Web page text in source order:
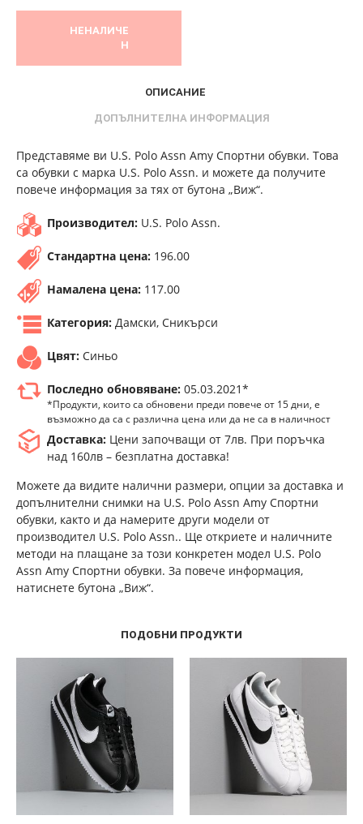
НЕНАЛИЧЕ
Н
ОПИСАНИЕ
ДОПЪЛНИТЕЛНА ИНФОРМАЦИЯ
Представяме ви U.S. Polo Assn Amy Спортни обувки. Това
са обувки с марка U.S. Polo Assn. и можете да получите
повече информация за тях от бутона „Виж“.
Производител: U.S. Polo Assn.
Стандартна цена: 196.00
Намалена цена: 117.00
Категория: Дамски, Сникърси
Цвят: Синьо
Последно обновяване: 05.03.2021*
*Продукти, които са обновени преди повече от 15 дни, е
възможно да са с различна цена или да не са в наличност
Доставка: Цени започващи от 7лв. При поръчка
над 160лв – безплатна доставка!
Можете да видите налични размери, опции за доставка и
допълнителни снимки на U.S. Polo Assn Amy Спортни
обувки, както и да намерите други модели от
производител U.S. Polo Assn.. Ще откриете и наличните
методи на плащане за този конкретен модел U.S. Polo
Assn Amy Спортни обувки. За повече информация,
натиснете бутона „Виж“.
ПОДОБНИ ПРОДУКТИ